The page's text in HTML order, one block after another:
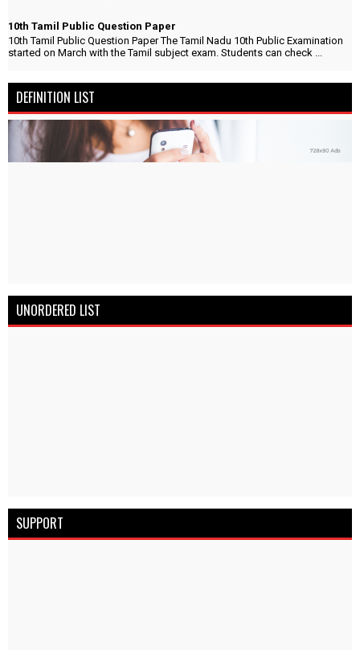
10th Tamil Public Question Paper
10th Tamil Public Question Paper The Tamil Nadu 10th Public Examination
started on March with the Tamil subject exam. Students can check ...
DEFINITION LIST
UNORDERED LIST
SUPPORT